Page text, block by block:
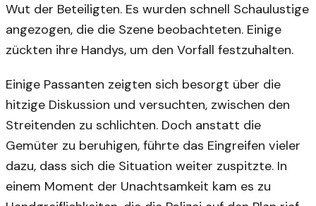
Wut der Beteiligten. Es wurden schnell Schaulustige
angezogen, die die Szene beobachteten. Einige
zückten ihre Handys, um den Vorfall festzuhalten.
Einige Passanten zeigten sich besorgt über die
hitzige Diskussion und versuchten, zwischen den
Streitenden zu schlichten. Doch anstatt die
Gemüter zu beruhigen, führte das Eingreifen vieler
dazu, dass sich die Situation weiter zuspitzte. In
einem Moment der Unachtsamkeit kam es zu